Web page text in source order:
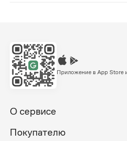
Приложение в App Store
О сервисе
Покупателю